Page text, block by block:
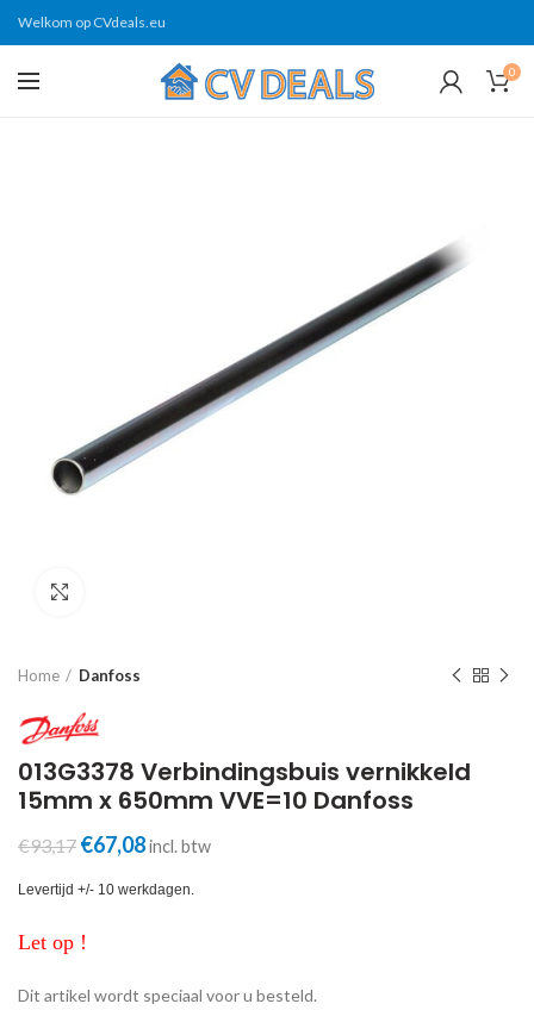
Welkom op CVdeals.eu
0
Home Danfoss
013G3378 Verbindingsbuis vernikkeld
15mm x 650mm VVE=10 Danfoss
€93,17 Oorspronkelijke
was:
€67,08Huidige
is:
incl. btw
Levertijd +/- 10 werkdagen.
Let op !
Dit artikel wordt speciaal voor u besteld.